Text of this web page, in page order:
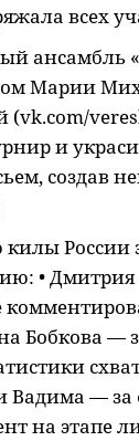
всех
ансамбль
Марии
(vk.com/
и
создав
России
•
Бобкова —
Вадима — за
на этапе